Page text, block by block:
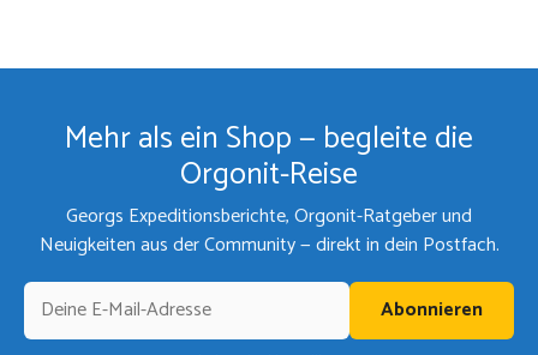
Mehr als ein Shop — begleite die
Orgonit-Reise
Georgs Expeditionsberichte, Orgonit-Ratgeber und
Neuigkeiten aus der Community — direkt in dein Postfach.
Abonnieren